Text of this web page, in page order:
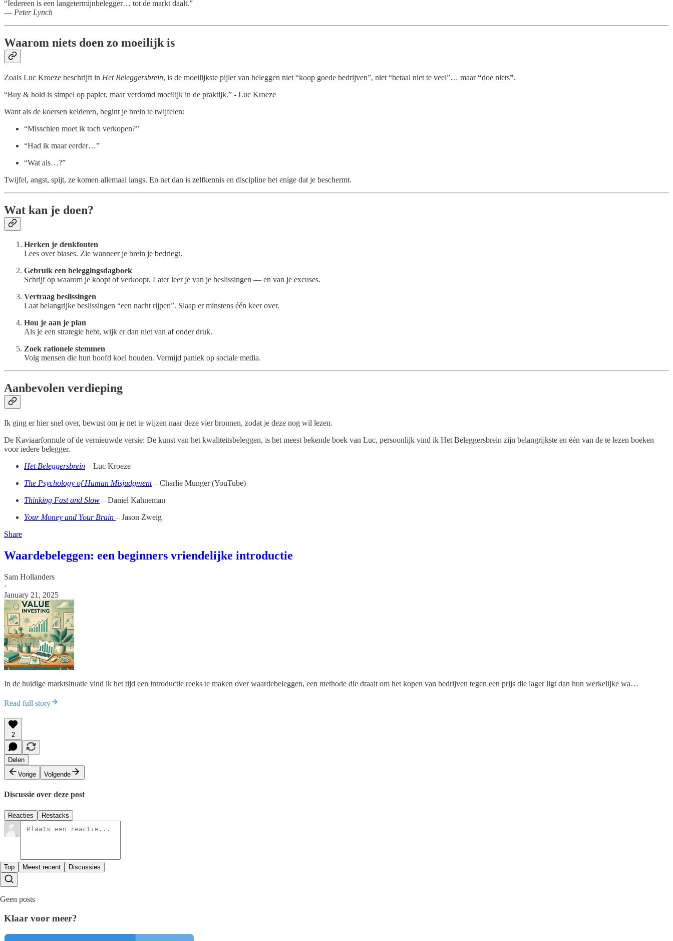
“Iedereen is een langetermijnbelegger… tot de markt daalt.”
— Peter Lynch
Waarom niets doen zo moeilijk is
Zoals Luc Kroeze beschrijft in Het Beleggersbrein, is de moeilijkste pijler van beleggen niet “koop goede bedrijven”, niet “betaal niet te veel”… maar“doe niets”.
“Buy & hold is simpel op papier, maar verdomd moeilijk in de praktijk.” - Luc Kroeze
Want als de koersen kelderen, begint je brein te twijfelen:
“Misschien moet ik toch verkopen?”
“Had ik maar eerder…”
“Wat als…?”
Twijfel, angst, spijt, ze komen allemaal langs. En net dan is zelfkennis en discipline het enige dat je beschermt.
Wat kan je doen?
Herken je denkfouten
Lees over biases. Zie wanneer je brein je bedriegt.
Gebruik een beleggingsdagboek
Schrijf op waarom je koopt of verkoopt. Later leer je van je beslissingen — en van je excuses.
Vertraag beslissingen
Laat belangrijke beslissingen “een nacht rijpen”. Slaap er minstens één keer over.
Hou je aan je plan
Als je een strategie hebt, wijk er dan niet van af onder druk.
Zoek rationele stemmen
Volg mensen die hun hoofd koel houden. Vermijd paniek op sociale media.
Aanbevolen verdieping
Ik ging er hier snel over, bewust om je net te wijzen naar deze vier bronnen, zodat je deze nog wil lezen.
De Kaviaarformule of de vernieuwde versie: De kunst van het kwaliteitsbeleggen, is het meest bekende boek van Luc, persoonlijk vind ik Het Beleggersbrein zijn belangrijkste en één van de te lezen boeken
voor iedere belegger.
Het Beleggersbrein – Luc Kroeze
The Psychology of Human Misjudgment– Charlie Munger (YouTube)
Thinking Fast and Slow – Daniel Kahneman
Your Money and Your Brain – Jason Zweig
Share
Waardebeleggen: een beginners vriendelijke introductie
Sam Hollanders
·
January 21, 2025
In de huidige marktsituatie vind ik het tijd een introductie reeks te maken over waardebeleggen, een methode die draait om het kopen van bedrijven tegen een prijs die lager ligt dan hun werkelijke wa…
Read full story
2
Delen
Vorige
Volgende
Discussie over deze post
Reacties Restacks
Top Meest recent Discussies
Geen posts
Klaar voor meer?